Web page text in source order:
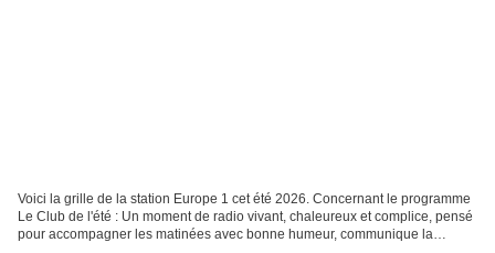
Voici la grille de la station Europe 1 cet été 2026. Concernant le programme
Le Club de l'été : Un moment de radio vivant, chaleureux et complice, pensé
pour accompagner les matinées avec bonne humeur, communique la